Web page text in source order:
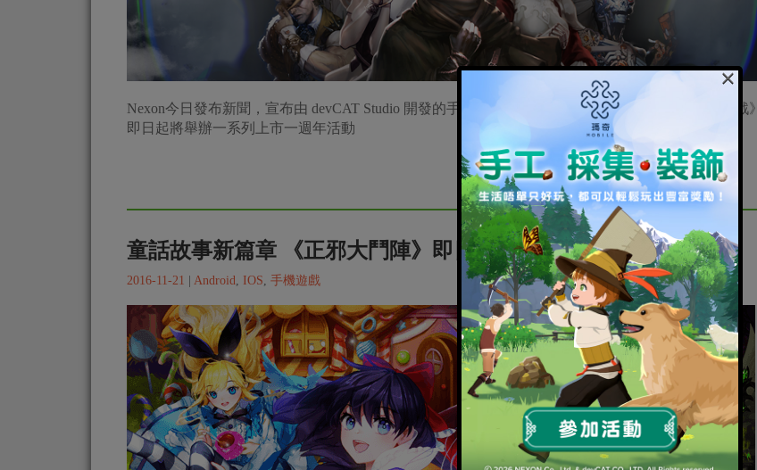
Nexon今日發布新聞，宣布由 devCAT Studio 開發的手機正統 TCG（Trading Card Game）《瑪奇決戰》
即日起將舉辦一系列上市一週年活動
童話故事新篇章 《正邪大鬥陣》即日起展開刪檔封測
2016-11-21 Android, IOS, 手機遊戲
×